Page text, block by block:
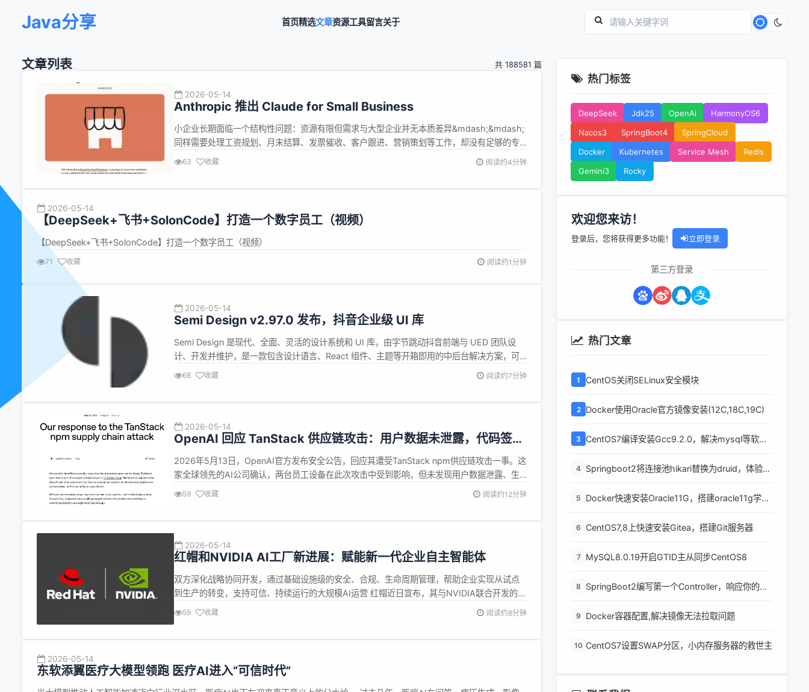
Java分享 首页精选文章资源工具留言关于
文章列表 共 188581 篇
2026-05-14
Anthropic 推出 Claude for Small Business
小企业长期面临一个结构性问题：资源有限但需求与大型企业并无本质差异&mdash;&mdash;
同样需要处理工资规划、月末结算、发票催收、客户跟进、营销策划等工作，却没有足够的专
职人员和工具来高效完成这些任务。AI 本应成为解决这个问题的新基础设施，但大多数 AI 工具
63 收藏 阅读约4分钟
2026-05-14
【DeepSeek+飞书+SolonCode】打造一个数字员工（视频）
【DeepSeek+飞书+SolonCode】打造一个数字员工（视频）
71 收藏 阅读约1分钟
2026-05-14
Semi Design v2.97.0 发布，抖音企业级 UI 库
Semi Design 是现代、全面、灵活的设计系统和 UI 库，由字节跳动抖音前端与 UED 团队设
计、开发并维护，是一款包含设计语言、React 组件、主题等开箱即用的中后台解决方案，可
用于快速搭建美观的 React 应用。 Semi Design v2.97.0 已发布，此版本带来如下更新内容：
68 收藏 阅读约7分钟
2026-05-14
OpenAI 回应 TanStack 供应链攻击：用户数据未泄露，代码签名
证书全面轮换
2026年5月13日，OpenAI官方发布安全公告，回应其遭受TanStack npm供应链攻击一事。这
家全球领先的AI公司确认，两台员工设备在此次攻击中受到影响，但未发现用户数据泄露、生
产系统入侵或软件被篡改的证据。尽管如此，出于谨慎考虑，OpenAI正在全面轮换其代码签名
59 收藏 阅读约12分钟
2026-05-14
红帽和NVIDIA AI工厂新进展：赋能新一代企业自主智能体
双方深化战略协同开发，通过基础设施级的安全、合规、生命周期管理，帮助企业实现从试点
到生产的转变，支持可信、持续运行的大规模AI运营 红帽近日宣布，其与NVIDIA联合开发的红
帽和NVIDIA AI工厂（Red Hat AI Factory with NVIDIA）软件平台取得多项新进展，进一步
59 收藏 阅读约8分钟
2026-05-14
东软添翼医疗大模型领跑 医疗AI进入“可信时代”
热门标签
DeepSeek Jdk25 OpenAi
HarmonyOS6
Nacos3
SpringBoot4
SpringCloud
Docker
Kubernetes Service Mesh
Redis
Gemini3
Rocky
欢迎您来访！
登录后，您将获得更多功能！ 立即登录
第三方登录
热门文章
1 CentOS关闭SELinux安全模块
2 Docker使用Oracle官方镜像安装(12C,18C,19C)
3
CentOS7编译安装Gcc9.2.0，解决mysql等软件
4 Springboot2将连接池hikari替换为druid，体验最
5
Docker快速安装Oracle11G，搭建oracle11g学习
6 CentOS7,8上快速安装Gitea，搭建Git服务器
7 MySQL8.0.19开启GTID主从同步CentOS8
8
SpringBoot2编写第一个Controller，响应你的
9 Docker容器配置,解决镜像无法拉取问题
10 CentOS7设置SWAP分区，小内存服务器的救世主